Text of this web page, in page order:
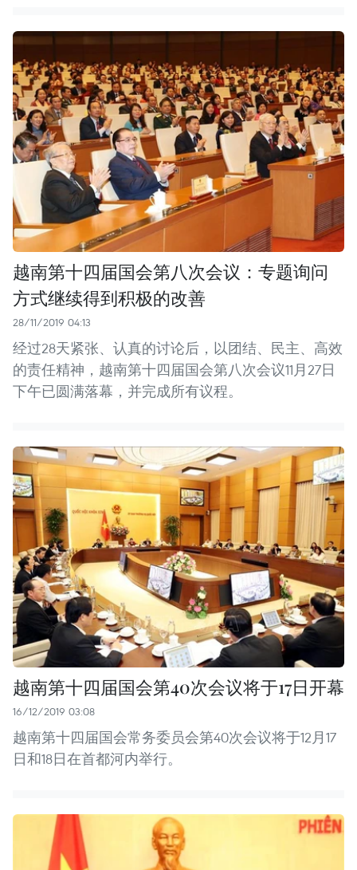
越南第十四届国会第八次会议：专题询问
方式继续得到积极的改善
28/11/2019 04:13
经过28天紧张、认真的讨论后，以团结、民主、高效
的责任精神，越南第十四届国会第八次会议11月27日
下午已圆满落幕，并完成所有议程。
越南第十四届国会第40次会议将于17日开幕
16/12/2019 03:08
越南第十四届国会常务委员会第40次会议将于12月17
日和18日在首都河内举行。